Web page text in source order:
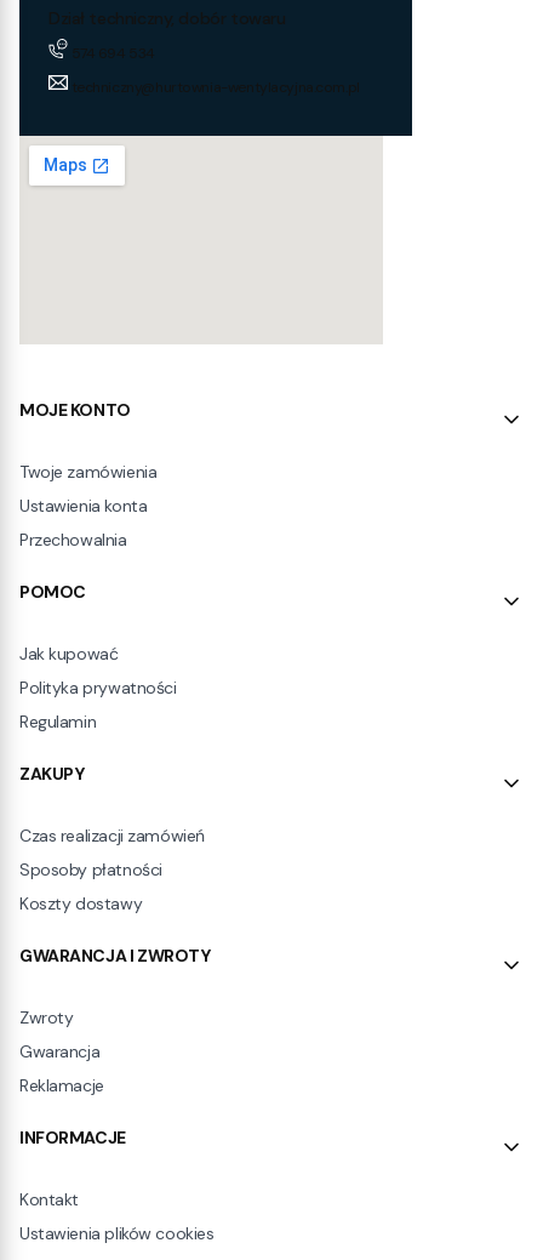
Dział techniczny, dobór towaru
574 694 534
techniczny@hurtownia-wentylacyjna.com.pl
Linki w stopce
MOJE KONTO
Twoje zamówienia
Ustawienia konta
Przechowalnia
POMOC
Jak kupować
Polityka prywatności
Regulamin
ZAKUPY
Czas realizacji zamówień
Sposoby płatności
Koszty dostawy
GWARANCJA I ZWROTY
Zwroty
Gwarancja
Reklamacje
INFORMACJE
Kontakt
Ustawienia plików cookies